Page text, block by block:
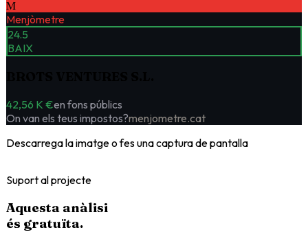
M
Menjòmetre
24.5
BAIX
42,56 K €en fons públics
On van els teus impostos?menjometre.cat
Descarrega la imatge o fes una captura de pantalla
Suport al projecte
Aquesta anàlisi
és gratuïta.